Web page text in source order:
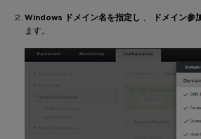
Windows ドメイン名を指定し 、 ドメイン参
ます。